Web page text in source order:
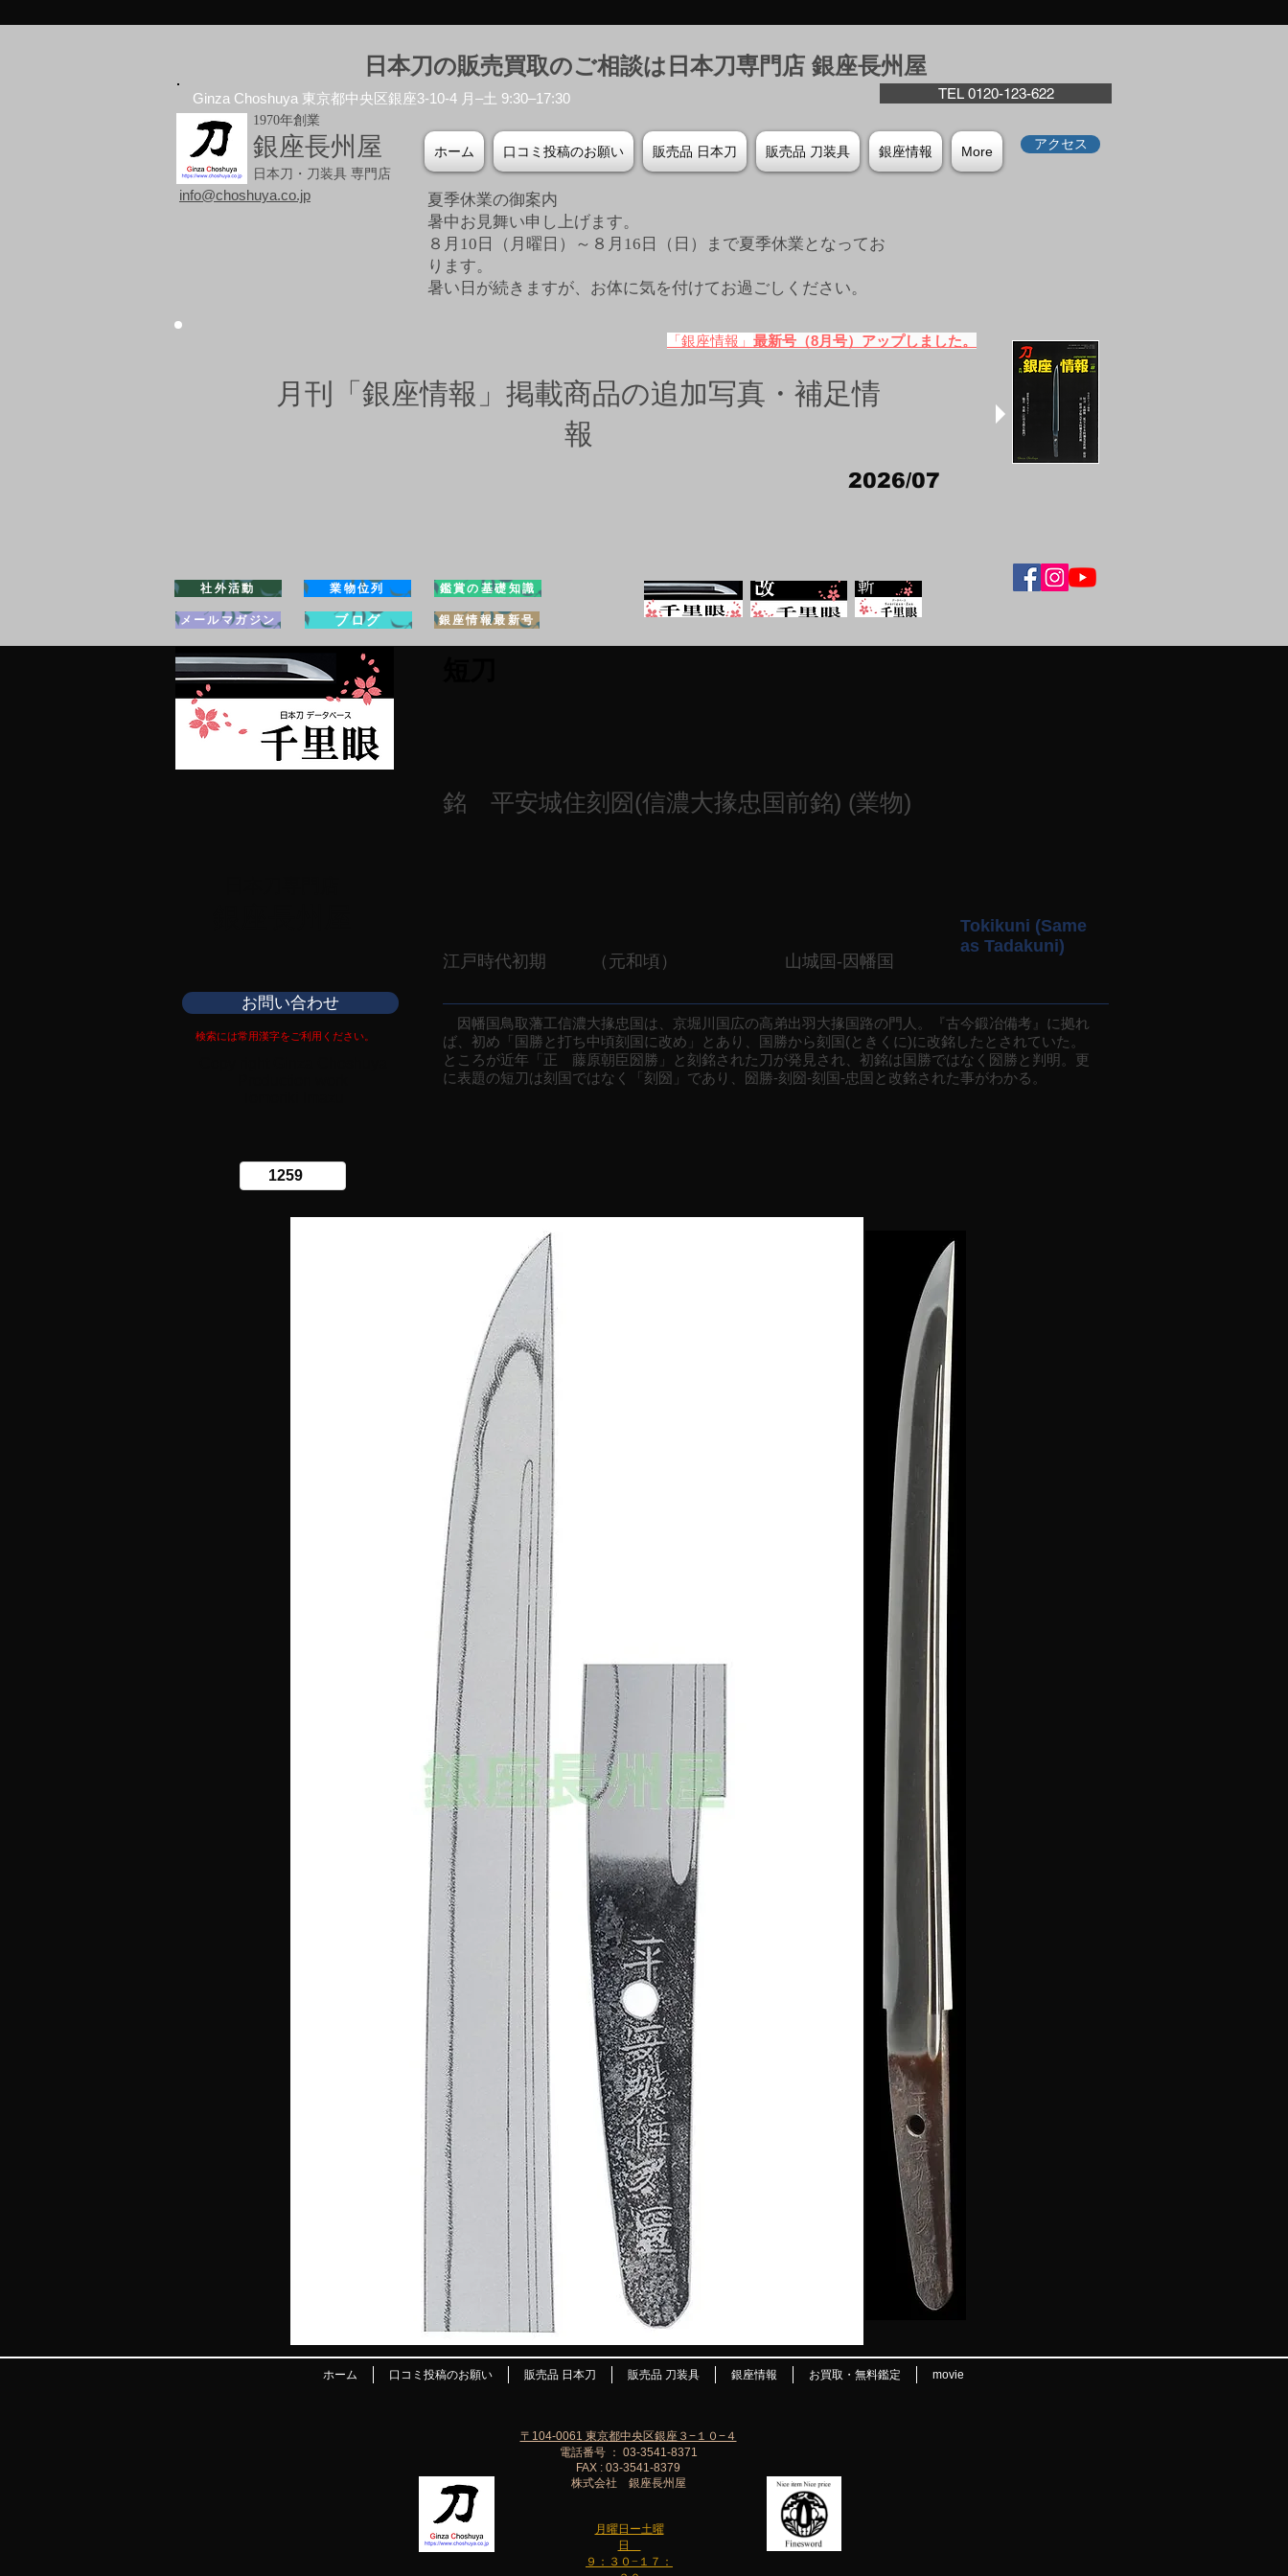
日本刀の販売買取のご相談は日本刀専門店 銀座⻑州屋
TEL 0120-123-622
Ginza Choshuya 東京都中央区銀座3-10-4 月–土 9:30–17:30
1970年創業
銀座長州屋
日本刀・刀装具 専門店
ホーム 口コミ投稿のお願い 販売品 日本刀 販売品 刀装具 銀座情報 More アクセス
info@choshuya.co.jp
夏季休業の御案内
暑中お見舞い申し上げます。
８月10日（月曜日）～８月16日（日）まで夏季休業となってお
ります。
​暑い日が続きますが、お体に気を付けてお過ごしください。
「銀座情報」 最新号（8月号）アップしました。
月刊「銀座情報」掲載商品の追加写真・補足情
報
2026/07
社外活動 業物位列 鑑賞の基礎知識
メールマガジン ブログ 銀座情報最新号
銘 平安城住刻圀(信濃大掾忠国前銘) (業物)
江戸時代初期 （元和頃） 山城国-因幡国
Tokikuni (Same
as Tadakuni)
お問い合わせ
検索には常用漢字をご利用ください。
因幡国鳥取藩工信濃大掾忠国は、京堀川国広の高弟出羽大掾国路の門人。『古今鍛冶備考』に拠れ
ば、初め「国勝と打ち中頃刻国に改め」とあり、国勝から刻国(ときくに)に改銘したとされていた。
ところが近年「正 藤原朝臣圀勝」と刻銘された刀が発見され、初銘は国勝ではなく圀勝と判明。更
に表題の短刀は刻国ではなく「刻圀」であり、圀勝‐刻圀‐刻国‐忠国と改銘された事がわかる。
ホーム 口コミ投稿のお願い 販売品 日本刀 販売品 刀装具 銀座情報 お買取・無料鑑定 movie
月曜日ー土曜
日
９：３０−１７：
〒104-0061 東京都中央区銀座３−１０−４
電話番号 ： 03-3541-8371
FAX : 03-3541-8379
株式会社 銀座長州屋